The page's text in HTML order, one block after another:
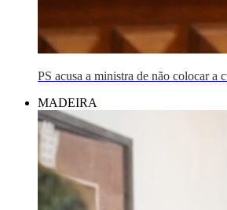
PS acusa a ministra de não colocar a
MADEIRA